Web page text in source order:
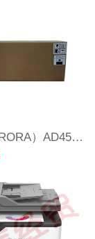
震旦（AURORA）AD455e 定影组件ADDV-455京瓷